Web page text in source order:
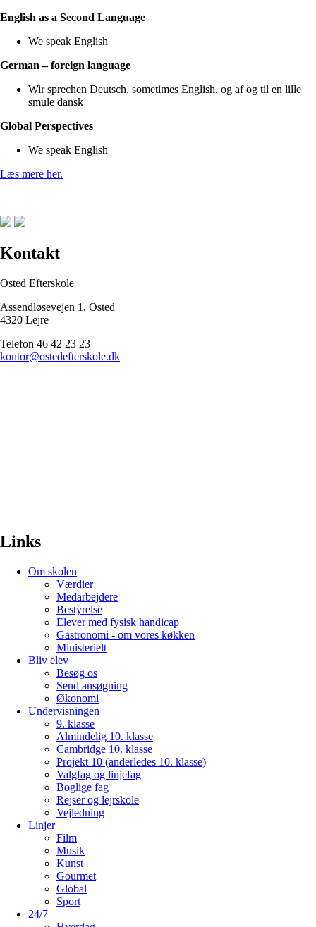
English as a Second Language
We speak English
German – foreign language
Wir sprechen Deutsch, sometimes English, og af og til en lille
smule dansk
Global Perspectives
We speak English
Læs mere her.
Kontakt
Osted Efterskole
Assendløsevejen 1, Osted
4320 Lejre
Telefon 46 42 23 23
kontor@ostedefterskole.dk
Links
Om skolen
Værdier
Medarbejdere
Bestyrelse
Elever med fysisk handicap
Gastronomi - om vores køkken
Ministerielt
Bliv elev
Besøg os
Send ansøgning
Økonomi
Undervisningen
9. klasse
Almindelig 10. klasse
Cambridge 10. klasse
Projekt 10 (anderledes 10. klasse)
Valgfag og linjefag
Boglige fag
Rejser og lejrskole
Vejledning
Linjer
Film
Musik
Kunst
Gourmet
Global
Sport
24/7